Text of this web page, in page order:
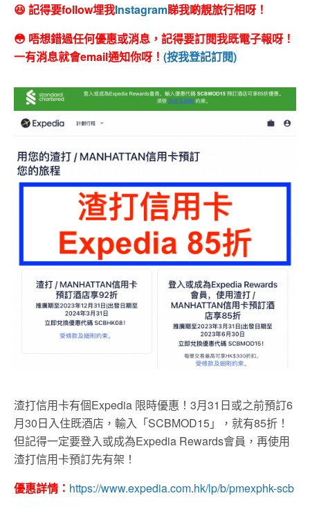
😆 記得要follow埋我Instagram睇我啲靚旅行相呀！
😳 唔想錯過任何優惠或消息，記得要訂閱我既電子報呀！
一有消息就會email通知你呀！ (按我登記訂閱)
渣打信用卡有個Expedia 限時優惠！3月31日或之前預訂6
月30日入住既酒店，輸入「SCBMOD15」，就有85折！
但記得一定要登入或成為Expedia Rewards會員，再使用
渣打信用卡預訂先有架！
優惠詳情： https://www.expedia.com.hk/lp/b/pmexphk-scb